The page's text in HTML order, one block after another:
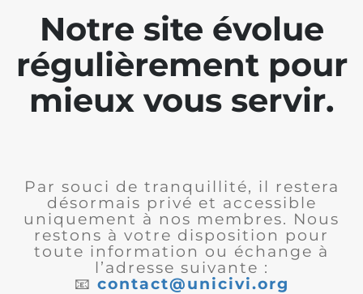
Notre site évolue
régulièrement pour
mieux vous servir.
Par souci de tranquillité, il restera
désormais privé et accessible
uniquement à nos membres. Nous
restons à votre disposition pour
toute information ou échange à
l’adresse suivante :
📧 contact@unicivi.org